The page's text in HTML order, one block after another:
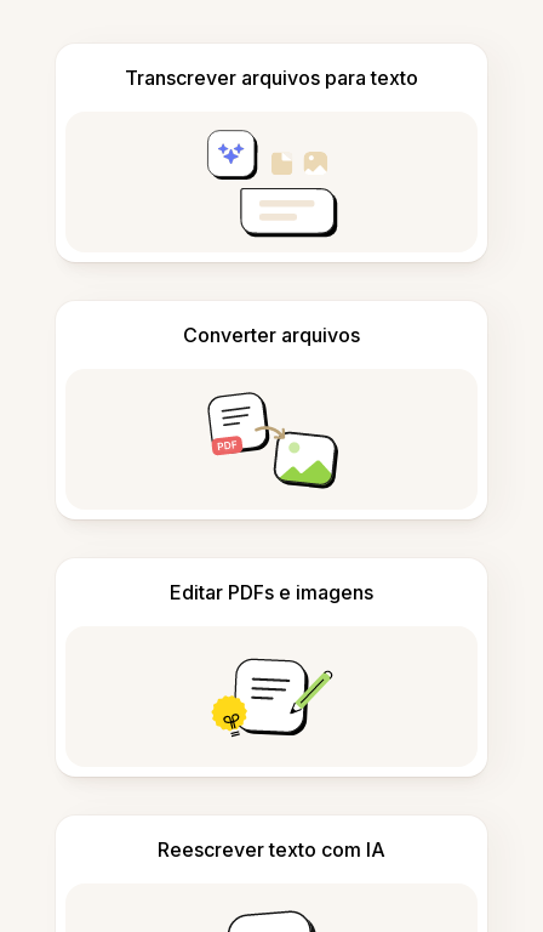
Transcrever arquivos para texto
Converter arquivos
Editar PDFs e imagens
Reescrever texto com IA